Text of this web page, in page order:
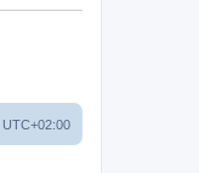
UTC+02:00